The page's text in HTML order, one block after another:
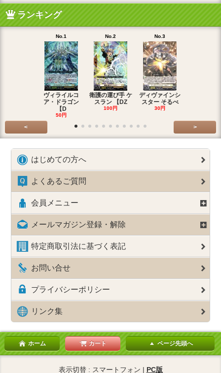
ランキング
No.1
ヴィライルコ
ア・ドラゴン
【D
50円
No.2
衛護の運び手 ケ
スラン 【DZ
100円
No.3
ディヴァインシ
スター そるべ
30円
< >
はじめての方へ
よくあるご質問
会員メニュー
メールマガジン登録・解除
特定商取引法に基づく表記
お問い合せ
プライバシーポリシー
リンク集
ホーム カート ページ先頭へ
表示切替 : スマートフォン | PC版